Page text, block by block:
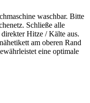
waschbar. Bitte
Schließe alle
Hitze / Kälte aus.
am oberen Rand
eine optimale